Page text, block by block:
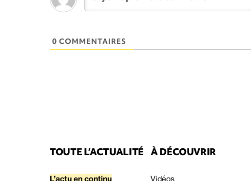
0 COMMENTAIRES
TOUTE L’ACTUALITÉ À DÉCOUVRIR